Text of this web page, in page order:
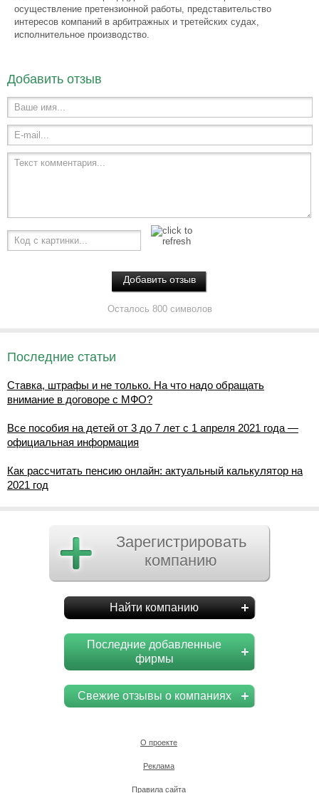
осуществление претензионной работы, представительство
интересов компаний в арбитражных и третейских судах,
исполнительное производство.
Добавить отзыв
Ваше имя...
E-mail...
Текст комментария...
Код с картинки...
Осталось 800 символов
Последние статьи
Ставка, штрафы и не только. На что надо обращать
внимание в договоре с МФО?
Все пособия на детей от 3 до 7 лет с 1 апреля 2021 года —
официальная информация
Как рассчитать пенсию онлайн: актуальный калькулятор на
2021 год
Зарегистрировать
компанию
Найти компанию
Последние добавленные
фирмы
Свежие отзывы о компаниях
О проекте
Реклама
Правила сайта